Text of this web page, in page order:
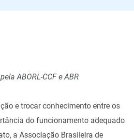
ABORL-CCF e ABR
e trocar conhecimento entre os
do funcionamento adequado
a Associação Brasileira de